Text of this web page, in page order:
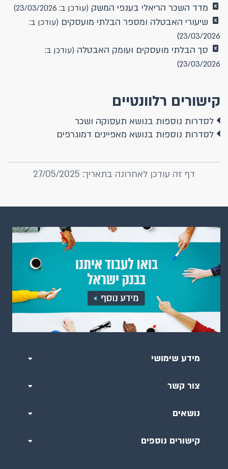
מדד השכר הריאלי בענפי המשק (עודכן ב: 23/03/2026)
שיעורי האבטלה ומספר הבלתי מועסקים (עודכן ב:
23/03/2026)
סך הבלתי מועסקים ועומק האבטלה (עודכן ב:
23/03/2026)
קישורים רלוונטיים
לסדרות נוספות בנושא תעסוקה ושכר
לסדרות נוספות בנושא מאפיינים דמוגרפים
דף זה עודכן לאחרונה בתאריך: 27/05/2025
מידע שימושי
צור קשר
נושאים
קישורים נוספים